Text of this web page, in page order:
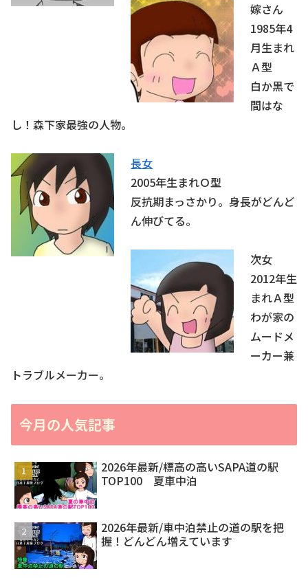
嫁さん
1985年4
月生まれ
Ａ型
白か黒で
間はな
し！森下家最強の人物。
長女
2005年生まれＯ型
反抗期まっさかり。身長がどんど
ん伸びてる。
次女
2012年生
まれＡ型
わが家の
ムードメ
ーカー兼
トラブルメーカー。
今月の人気記事
2026年最新/標高の高いSAPA道の駅
TOP100 夏車中泊
2026年最新/車中泊禁止の道の駅を把
握！どんどん増えています